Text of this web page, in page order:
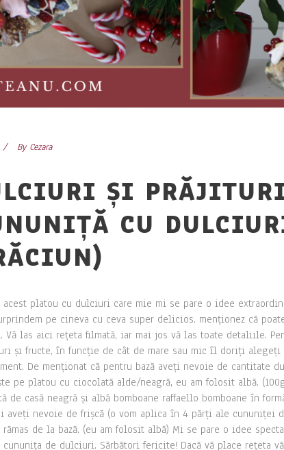
By Cezara
ȘI
CU
platou cu dulciuri care mie mi se pare o idee
pe cineva cu ceva super delicios. menționez că
las aici rețeta filmată, iar mai jos vă las toate detaliile.
și fructe, în funcție de cât de mare sau mic îl doriți
De menționat că pentru bază aveți nevoie de cantitate
pe platou cu ciocolată alde/neagră, eu am folosit albă.
de casă neagră și albă bomboane raffaello bomboane în
aveți nevoie de frișcă (o vom aplica în 4 părți ale
de la bază. (eu am folosit albă) Mi se pare o idee
de dulciuri. Sărbători fericite! Dacă vă place rețeta